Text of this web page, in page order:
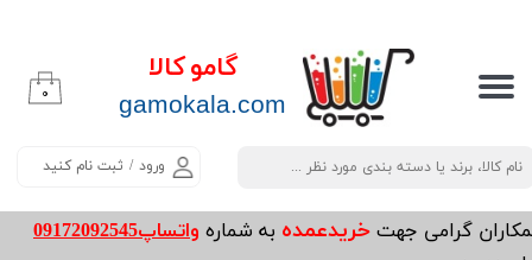
گامو کالا
​​​​​​gamokala.com
ورود / ثبت نام کنید
حساب کاربری من
تغییر گذر واژه
سفارشات
خروج از حساب کاربری
۰
گرامی جهت خریدعمده به شماره واتساپ09172092545